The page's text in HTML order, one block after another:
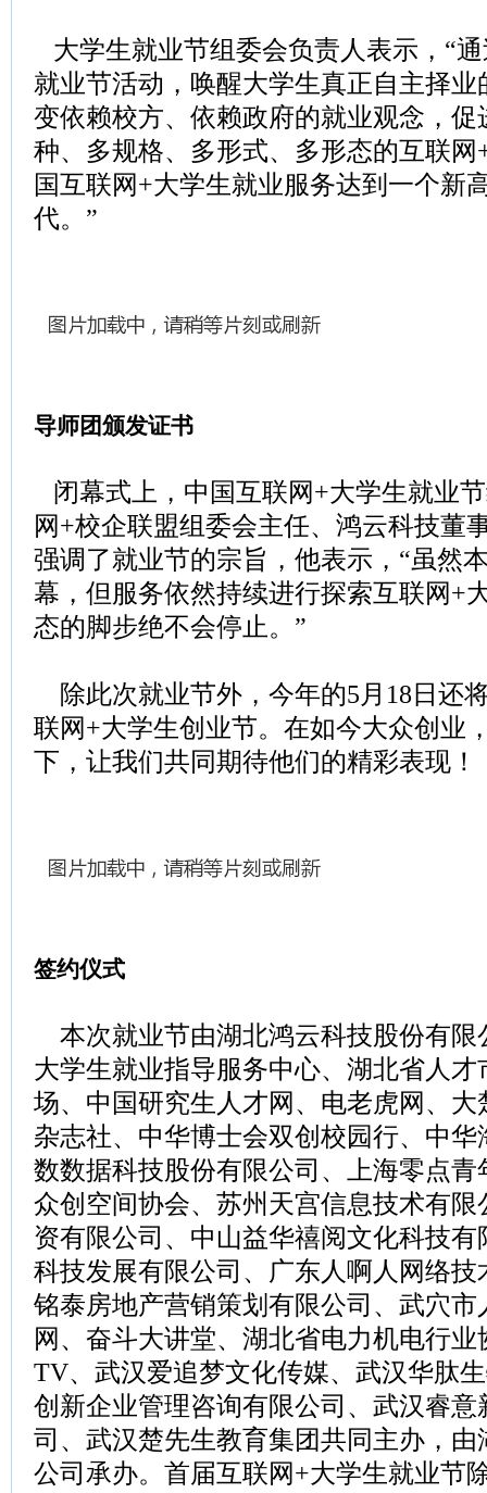
大学生就业节组委会负责人表示，“
就业节活动，唤醒大学生真正自主择
变依赖校方、依赖政府的就业观念，
种、多规格、多形式、多形态的互联
国互联网+大学生就业服务达到一个新
代。”
导师团颁发证书
闭幕式上，中国互联网+大学生就业
网+校企联盟组委会主任、鸿云科技董
强调了就业节的宗旨，他表示，“虽然
幕，但服务依然持续进行探索互联网+
态的脚步绝不会停止。”
除此次就业节外，今年的5月18日还
联网+大学生创业节。在如今大众创业
下，让我们共同期待他们的精彩表现！
签约仪式
本次就业节由湖北鸿云科技股份有限
大学生就业指导服务中心、湖北省人
场、中国研究生人才网、电老虎网、
杂志社、中华博士会双创校园行、中
数数据科技股份有限公司、上海零点
众创空间协会、苏州天宫信息技术有
资有限公司、中山益华禧阅文化科技
科技发展有限公司、广东人啊人网络
铭泰房地产营销策划有限公司、武穴
网、奋斗大讲堂、湖北省电力机电行
TV、武汉爱追梦文化传媒、武汉华肽
创新企业管理咨询有限公司、武汉睿
司、武汉楚先生教育集团共同主办，
公司承办。首届互联网+大学生就业节